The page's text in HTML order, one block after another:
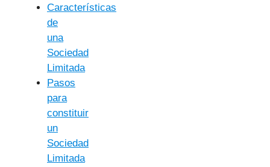
Características
de
una
Sociedad
Limitada
Pasos
para
constituir
un
Sociedad
Limitada